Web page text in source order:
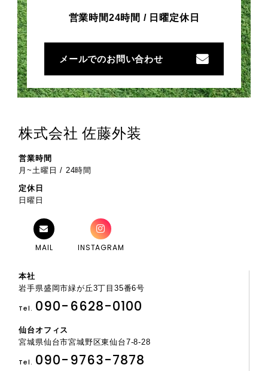
営業時間24時間 / 日曜定休日
メールでのお問い合わせ
株式会社 佐藤外装
営業時間
月~土曜日 / 24時間
定休日
日曜日
MAIL INSTAGRAM
本社
岩手県盛岡市緑が丘3丁目35番6号
Tel. 090-6628-0100
仙台オフィス
宮城県仙台市宮城野区東仙台7-8-28
Tel. 090-9763-7878